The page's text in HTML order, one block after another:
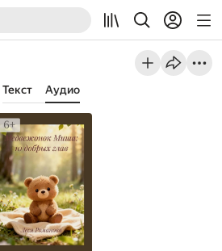
Текст Аудио